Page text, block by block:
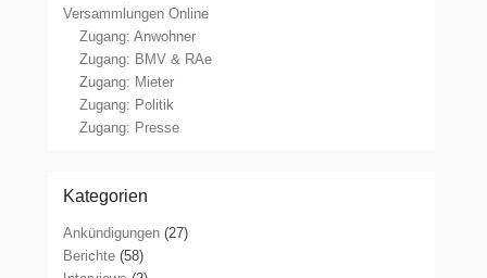
Versammlungen Online
Zugang: Anwohner
Zugang: BMV & RAe
Zugang: Mieter
Zugang: Politik
Zugang: Presse
Kategorien
Ankündigungen (27)
Berichte (58)